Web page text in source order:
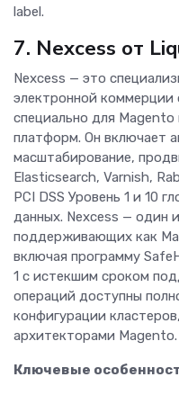
label.
7. Nexcess от
Nexcess — это
электронной коммерции
специально для
платформ. Он включает
масштабирование,
Elasticsearch, Varnish,
PCI DSS Уровень 1 и 10
данных. Nexcess — один
поддерживающих как
включая программу
1 с истекшим сроком
операций доступны
конфигурации
архитекторами Magento.
Ключевые